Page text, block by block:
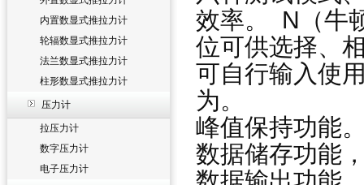
内置数显式推拉力计
轮辐数显式推拉力计
法兰数显式推拉力计
柱形数显式推拉力计
压力计
拉压力计
数字压力计
电子压力计
效率。 N（牛
位可供选择、
可自行输入使
为。
峰值保持功能
数据储存功能